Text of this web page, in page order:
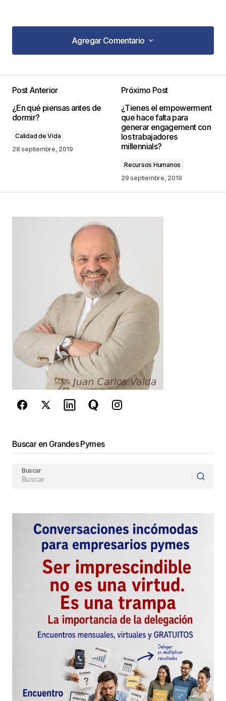
Agregar Comentario
Agregar Comentario
publicada. Los campos obligatorios están
marcados con
Comentario*
*
Guarda mi nombre, correo electrónico y web en
este navegador para la próxima vez que
Este sitio esta protegido por
reCAPTCHA y la
Política de
privacidady losTérminos del servicio
de Googlese aplican.
Enviar Comentario
Post Anterior
¿En qué piensas antes de
dormir?
Calidad de Vida
28 septiembre, 2019
Próximo Post
¿Tienes el empowerment
que hace falta para
generar engagement con
los trabajadores
millennials?
Recursos Humanos
29 septiembre, 2019
Buscar en Grandes Pymes
Buscar